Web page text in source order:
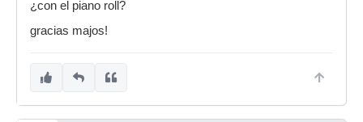
¿con el piano roll?
gracias majos!